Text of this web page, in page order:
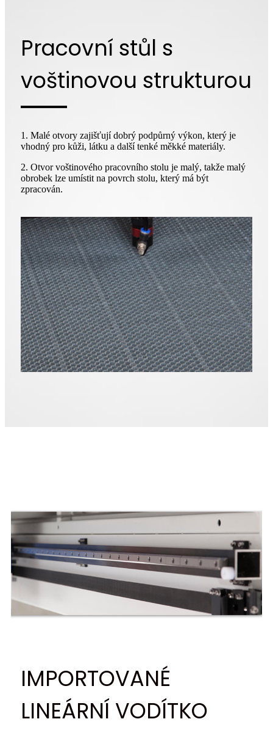
Pracovní stůl s
voštinovou strukturou
1. Malé otvory zajišťují dobrý podpůrný výkon, který je
vhodný pro kůži, látku a další tenké měkké materiály.
2. Otvor voštinového pracovního stolu je malý, takže malý
obrobek lze umístit na povrch stolu, který má být
zpracován.
IMPORTOVANÉ
LINEÁRNÍ VODÍTKO